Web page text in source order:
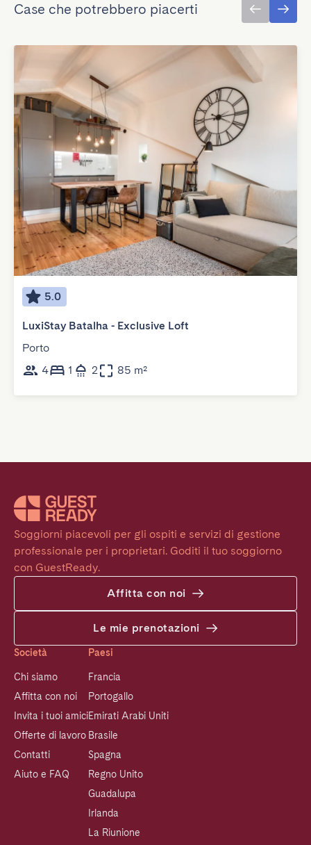
Case che potrebbero piacerti
5.0
LuxiStay Batalha - Exclusive Loft
Porto
4
1 2 85 m²
Soggiorni piacevoli per gli ospiti e servizi di gestione
professionale per i proprietari. Goditi il tuo soggiorno
con GuestReady.
Affitta con noi
Le mie prenotazioni
Società
Chi siamo
Affitta con noi
Invita i tuoi amici
Offerte di lavoro
Contatti
Aiuto e FAQ
Paesi
Francia
Portogallo
Emirati Arabi Uniti
Brasile
Spagna
Regno Unito
Guadalupa
Irlanda
La Riunione